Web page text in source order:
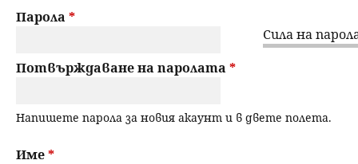
b
Сила на
Парола *
Потвърждаване на паролата *
Напишете парола за новия акаунт и в двете полета.
Име*